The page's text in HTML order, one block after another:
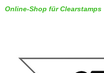
Online-Shop für Clearstamps